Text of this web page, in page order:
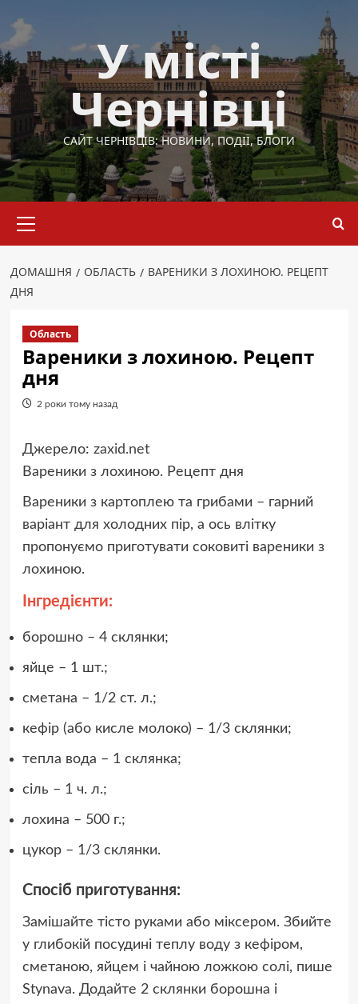
до
вмісту
У місті
Чернівці
САЙТ ЧЕРНІВЦІВ: НОВИНИ, ПОДІЇ, БЛОГИ
меню
ДОМАШНЯ ОБЛАСТЬ
ВАРЕНИКИ З ЛОХИНОЮ. РЕЦЕПТ
ДНЯ
Область
Вареники з лохиною. Рецепт
дня
2 роки тому назад
Джерело: zaxid.net
Вареники з лохиною. Рецепт дня
Вареники з картоплею та грибами – гарний
варіант для холодних пір, а ось влітку
пропонуємо приготувати соковиті вареники з
лохиною.
Інгредієнти:
борошно – 4 склянки;
яйце – 1 шт.;
сметана – 1/2 ст. л.;
кефір (або кисле молоко) – 1/3 склянки;
тепла вода – 1 склянка;
сіль – 1 ч. л.;
лохина – 500 г.;
цукор – 1/3 склянки.
Спосіб приготування:
Замішайте тісто руками або міксером. Збийте
у глибокій посудині теплу воду з кефіром,
сметаною, яйцем і чайною ложкою солі, пише
Stynava. Додайте 2 склянки борошна і